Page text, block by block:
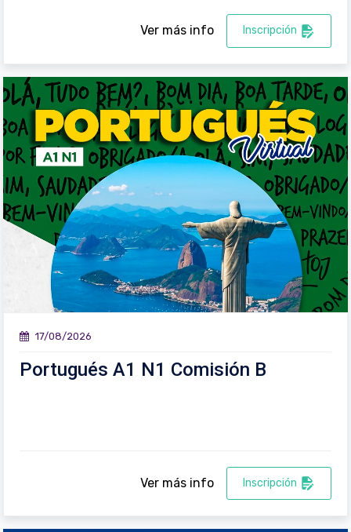
Ver más info Inscripción
17/08/2026
Portugués A1 N1 Comisión B
Ver más info Inscripción